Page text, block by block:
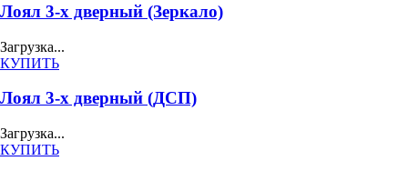
Лоял 3-х дверный (Зеркало)
Загрузка...
КУПИТЬ
Лоял 3-х дверный (ДСП)
Загрузка...
КУПИТЬ